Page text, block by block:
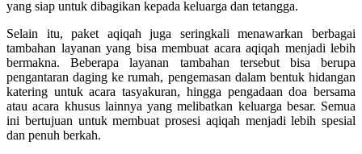
yang siap untuk dibagikan kepada keluarga dan tetangga.
Selain itu, paket aqiqah juga seringkali menawarkan berbagai
tambahan layanan yang bisa membuat acara aqiqah menjadi lebih
bermakna. Beberapa layanan tambahan tersebut bisa berupa
pengantaran daging ke rumah, pengemasan dalam bentuk hidangan
katering untuk acara tasyakuran, hingga pengadaan doa bersama
atau acara khusus lainnya yang melibatkan keluarga besar. Semua
ini bertujuan untuk membuat prosesi aqiqah menjadi lebih spesial
dan penuh berkah.